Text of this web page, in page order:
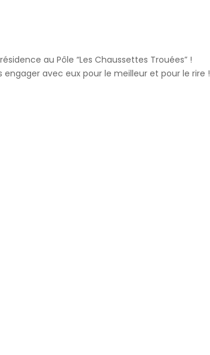
au Pôle “Les Chaussettes Trouées” !
avec eux pour le meilleur et pour le rire !